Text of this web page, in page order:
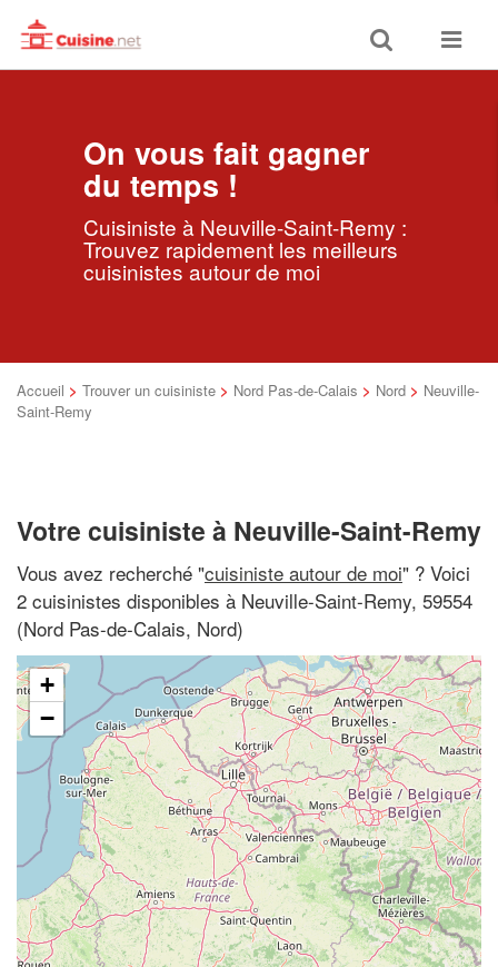
Toggle
search
Toggle
On vous fait gagner
du temps !
Cuisiniste à Neuville-Saint-Remy :
Trouvez rapidement les meilleurs
cuisinistes autour de moi
Accueil > Trouver un cuisiniste > Nord Pas-de-Calais > Nord > Neuville-
Saint-Remy
Votre cuisiniste à Neuville-Saint-Remy
Vous avez recherché "cuisiniste autour de moi" ? Voici
2 cuisinistes disponibles à Neuville-Saint-Remy, 59554
(Nord Pas-de-Calais, Nord)
+
−